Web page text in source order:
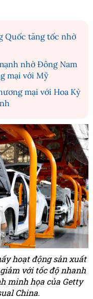
Quốc tăng tốc nhờ
nhờ Đông Nam
mại với Mỹ
mại với Hoa Kỳ
hoạt động sản xuất
với tốc độ nhanh
minh họa của Getty
China.